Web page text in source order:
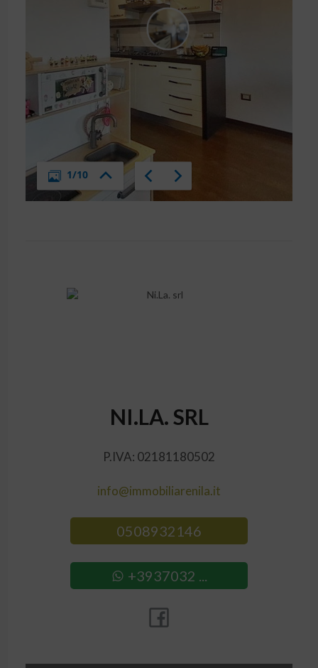
NI.LA. SRL
P.IVA: 02181180502
info@immobiliarenila.it
0508932146
+3937032 ...